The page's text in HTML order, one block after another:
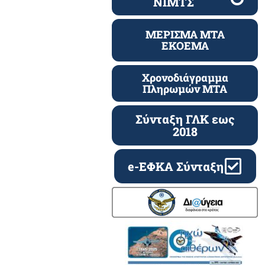
ΜΕΡΙΣΜΑ ΜΤΑ
ΕΚΟΕΜΑ
Χρονοδιάγραμμα
Πληρωμών ΜΤΑ
Σύνταξη ΓΛΚ εως
2018
e-ΕΦΚΑ Σύνταξη